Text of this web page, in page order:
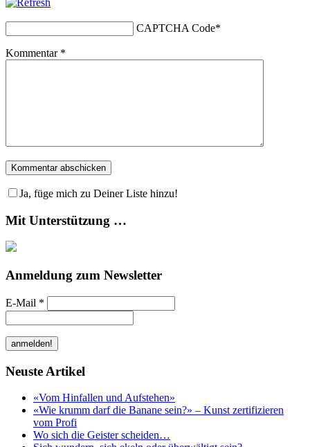
CAPTCHA Code*
Kommentar *
Ja, füge mich zu Deiner Liste hinzu!
Mit Unterstützung …
Anmeldung zum Newsletter
E-Mail *
Neuste Artikel
«Vom Hinfallen und Aufstehen»
«Wie krumm darf die Banane sein?» – Kunst zertifizieren
vom Profi
Wo sich die Geister scheiden…